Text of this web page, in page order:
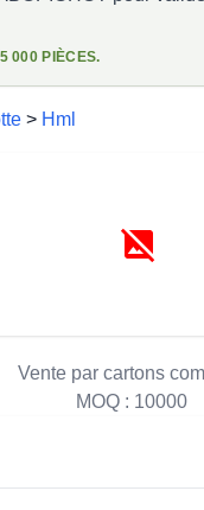
000 PIÈCES.
> Hml
Vente par cartons
MOQ : 10000